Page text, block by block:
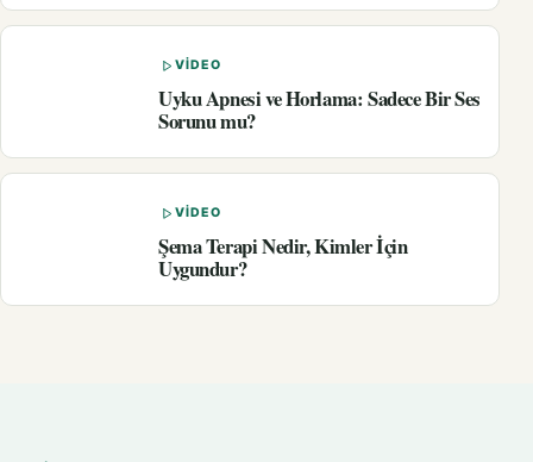
VIDEO
Uyku Apnesi ve Horlama: Sadece Bir Ses
Sorunu mu?
VIDEO
Şema Terapi Nedir, Kimler İçin
Uygundur?